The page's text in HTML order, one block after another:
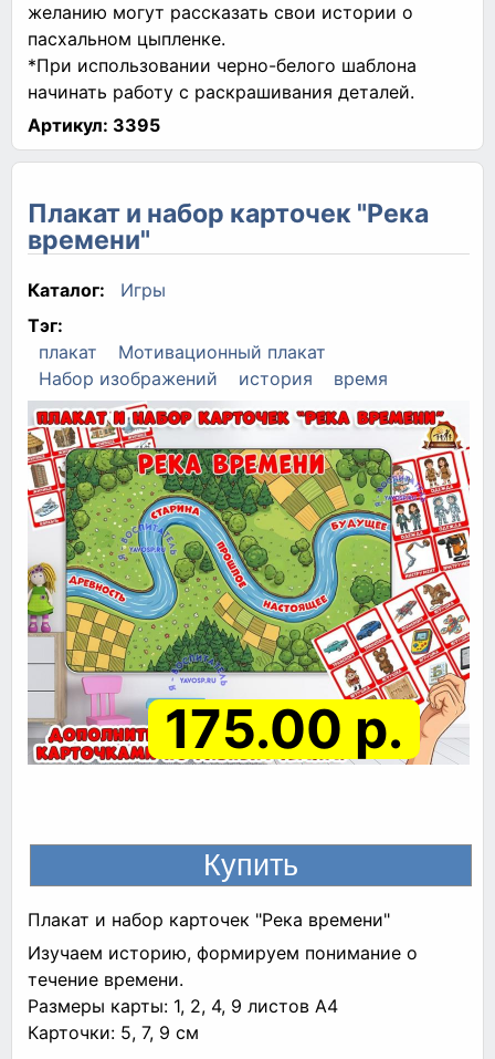
желанию могут рассказать свои истории о
пасхальном цыпленке.
*При использовании черно-белого шаблона
начинать работу с раскрашивания деталей.
Артикул: 3395
Плакат и набор карточек "Река
времени"
Каталог:
Игры
Тэг:
плакат
Мотивационный плакат
Набор изображений
история время
175.00 р.
Плакат и набор карточек "Река времени"
Изучаем историю, формируем понимание о
течение времени.
Размеры карты: 1, 2, 4, 9 листов A4
Карточки: 5, 7, 9 см